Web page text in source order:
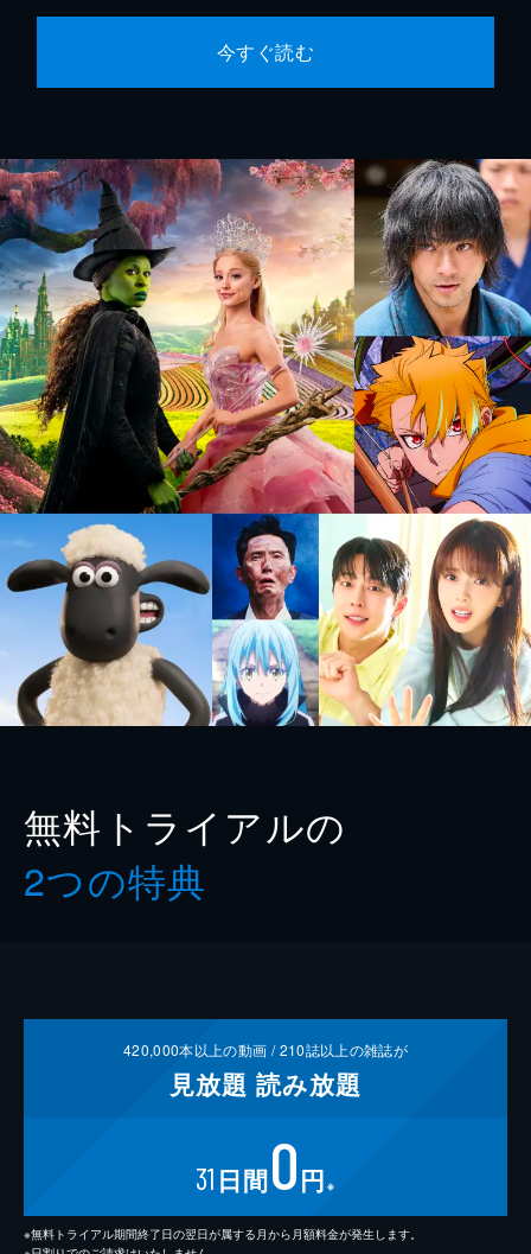
今すぐ読む
無料トライアルの
2つの特典
420,000本以上の動画 /210誌以上の雑誌が
見放題 読み放題
31 日間0円 ※
※無料トライアル期間終了日の翌日が属する月から月額料金が発生します。